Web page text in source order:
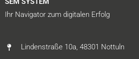
Ihr Navigator zum digitalen Erfolg
Lindenstraße 10a, 48301 Nottuln